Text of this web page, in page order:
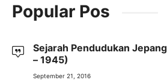
Popular Pos
Sejarah Pendudukan
– 1945)
September 21, 2016